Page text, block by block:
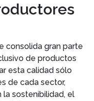
consolida gran parte
de productos
esta calidad sólo
de cada sector,
sostenibilidad, el